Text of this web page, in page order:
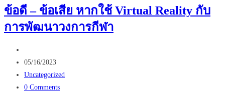
ควร
มี
360
องศา
ข้อดี – ข้อเสีย หากใช้ Virtual Reality กับ
การพัฒนาวงการกีฬา
author:
Post
published:
05/16/2023
Post
category:
Uncategorized
Post
0 Comments